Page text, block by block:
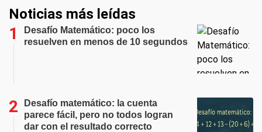
Noticias más leídas
Desafío Matemático: poco los
resuelven en menos de 10 segundos
Desafío matemático: la cuenta
parece fácil, pero no todos logran
dar con el resultado correcto